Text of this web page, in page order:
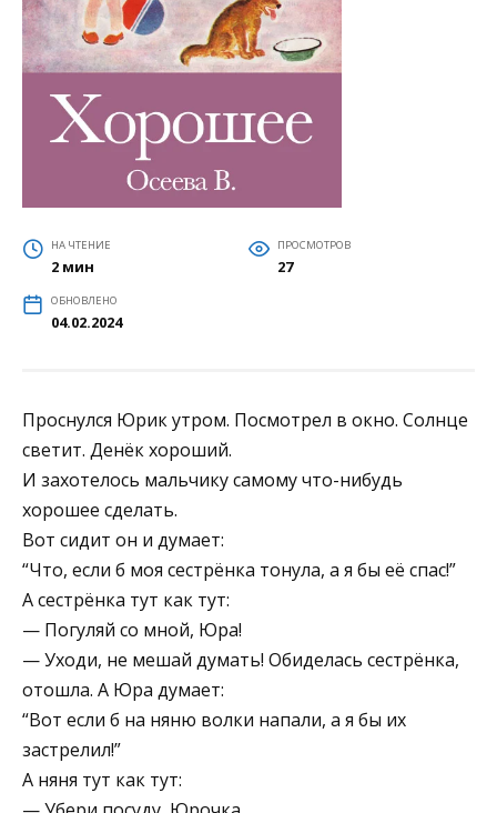
НА ЧТЕНИЕ
2 мин
ПРОСМОТРОВ
27
ОБНОВЛЕНО
04.02.2024
Проснулся Юрик утром. Посмотрел в окно. Солнце
светит. Денёк хороший.
И захотелось мальчику самому что-нибудь
хорошее сделать.
Вот сидит он и думает:
“Что, если б моя сестрёнка тонула, а я бы её спас!”
А сестрёнка тут как тут:
— Погуляй со мной, Юра!
— Уходи, не мешай думать! Обиделась сестрёнка,
отошла. А Юра думает:
“Вот если б на няню волки напали, а я бы их
застрелил!”
А няня тут как тут: